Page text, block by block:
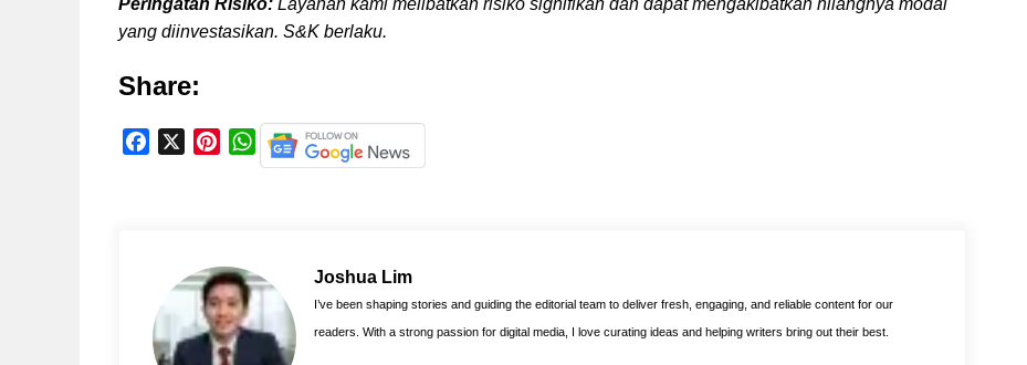
Peringatan Risiko: Layanan kami melibatkan risiko signifikan dan dapat mengakibatkan hilangnya modal
yang diinvestasikan. S&K berlaku.
Share:
k
r
e
s
t
W
h
A
p
Joshua Lim
I’ve been shaping stories and guiding the editorial team to deliver fresh, engaging, and reliable content for our
readers. With a strong passion for digital media, I love curating ideas and helping writers bring out their best.